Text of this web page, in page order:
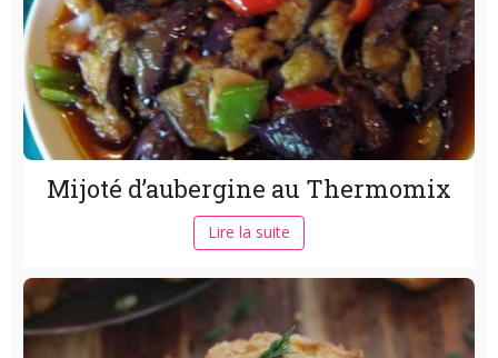
Mijoté d’aubergine au Thermomix
Lire la suite